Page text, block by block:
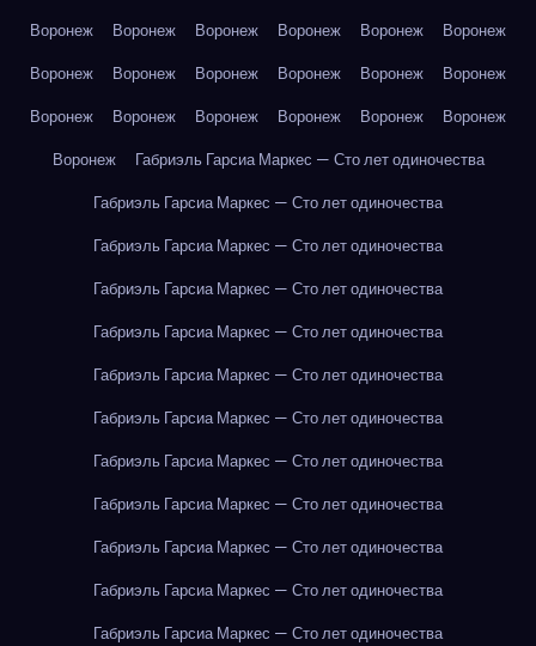
Воронеж
Воронеж Воронеж Воронеж Воронеж
Воронеж
Воронеж
Воронеж Воронеж Воронеж Воронеж
Воронеж
Воронеж
Воронеж Воронеж Воронеж Воронеж
Воронеж
Воронеж
Габриэль Гарсиа Маркес — Сто лет одиночества
Габриэль Гарсиа Маркес — Сто лет одиночества
Габриэль Гарсиа Маркес — Сто лет одиночества
Габриэль Гарсиа Маркес — Сто лет одиночества
Габриэль Гарсиа Маркес — Сто лет одиночества
Габриэль Гарсиа Маркес — Сто лет одиночества
Габриэль Гарсиа Маркес — Сто лет одиночества
Габриэль Гарсиа Маркес — Сто лет одиночества
Габриэль Гарсиа Маркес — Сто лет одиночества
Габриэль Гарсиа Маркес — Сто лет одиночества
Габриэль Гарсиа Маркес — Сто лет одиночества
Габриэль Гарсиа Маркес — Сто лет одиночества